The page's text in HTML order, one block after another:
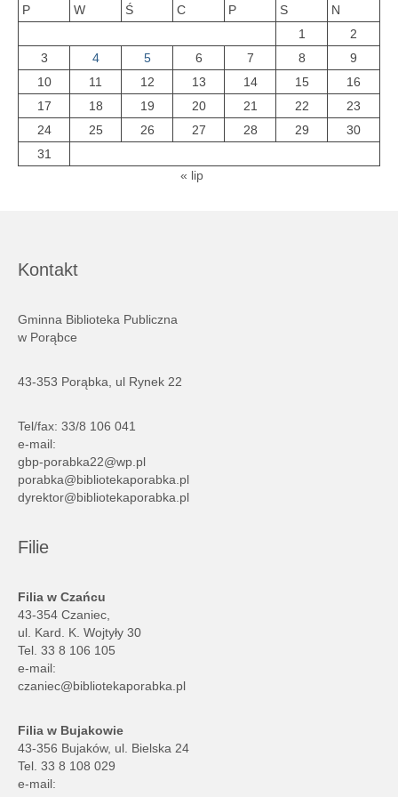
P
W Ś C P S
N
1
2
3
4 5 6 7 8
9
10
11 12 13 14 15
16
17
18 19 20 21 22
23
24
25 26 27 28 29
30
31
« lip
Kontakt
Gminna Biblioteka Publiczna
w Porąbce
43-353 Porąbka, ul Rynek 22
Tel/fax: 33/8 106 041
e-mail:
gbp-porabka22@wp.pl
porabka@bibliotekaporabka.pl
dyrektor@bibliotekaporabka.pl
Filie
Filia w Czańcu
43-354 Czaniec,
ul. Kard. K. Wojtyły 30
Tel. 33 8 106 105
e-mail:
czaniec@bibliotekaporabka.pl
Filia w Bujakowie
43-356 Bujaków, ul. Bielska 24
Tel. 33 8 108 029
e-mail: